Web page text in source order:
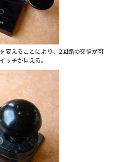
変えることにより、2回路の交信が可
ッチが見える。